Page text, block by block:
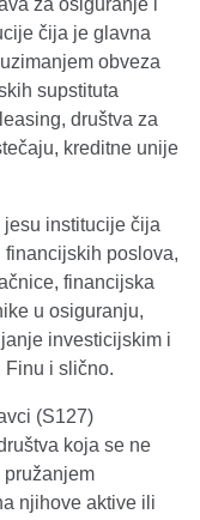
za osiguranje i
čija je glavna
obveza
supstituta
društva za
kreditne unije
institucije čija
poslova,
financijska
u osiguranju,
investicijskim i
Finu i slično.
(S127)
koja se ne
pružanjem
njihove aktive ili